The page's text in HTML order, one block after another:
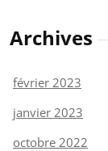
Archives
février 2023
janvier 2023
octobre 2022